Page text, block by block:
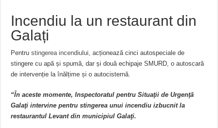
Incendiu la un restaurant din
Galați
Pentrustingerea incendiului, acționează cinci autospeciale de
stingere cu apă și spumă, dar și două echipaje SMURD, o autoscară
de intervenție la înălțime și o autocisternă.
“În aceste momente, Inspectoratul pentru Situaţii de Urgenţă
Galaţi intervine pentru stingerea unui incendiu izbucnit la
restaurantul Levant din municipiul Galaţi.